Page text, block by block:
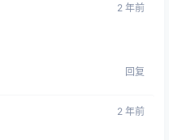
2 年前
回复
2 年前